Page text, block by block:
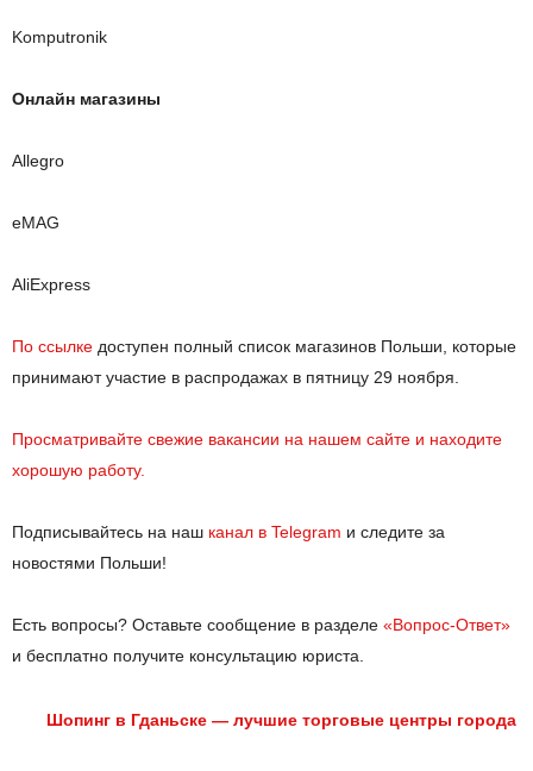
Komputronik
Онлайн магазины
Allegro
eMAG
AliExpress
По ссылке доступен полный список магазинов Польши, которые
принимают участие в распродажах в пятницу 29 ноября.
Просматривайте свежие вакансии на нашем сайте и находите
хорошую работу.
Подписывайтесь на наш канал в Telegram и следите за
новостями Польши!
Есть вопросы? Оставьте сообщение в разделе «Вопрос-Ответ»
и бесплатно получите консультацию юриста.
Шопинг в Гданьске — лучшие торговые центры города